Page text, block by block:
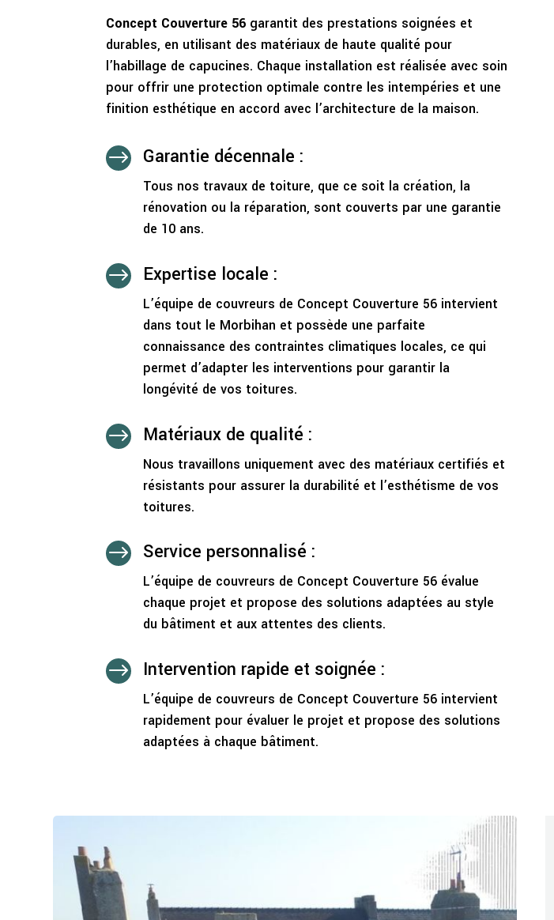
Concept Couverture 56 garantit des prestations soignées et
durables, en utilisant des matériaux de haute qualité pour
l’habillage de capucines. Chaque installation est réalisée avec soin
pour offrir une protection optimale contre les intempéries et une
finition esthétique en accord avec l’architecture de la maison.
$ Garantie décennale :
Tous nos travaux de toiture, que ce soit la création, la
rénovation ou la réparation, sont couverts par une garantie
de 10 ans.
$ Expertise locale :
L’équipe de couvreurs de Concept Couverture 56 intervient
dans tout le Morbihan et possède une parfaite
connaissance des contraintes climatiques locales, ce qui
permet d’adapter les interventions pour garantir la
longévité de vos toitures.
$ Matériaux de qualité :
Nous travaillons uniquement avec des matériaux certifiés et
résistants pour assurer la durabilité et l’esthétisme de vos
toitures.
$ Service personnalisé :
L’équipe de couvreurs de Concept Couverture 56 évalue
chaque projet et propose des solutions adaptées au style
du bâtiment et aux attentes des clients.
$ Intervention rapide et soignée :
L’équipe de couvreurs de Concept Couverture 56 intervient
rapidement pour évaluer le projet et propose des solutions
adaptées à chaque bâtiment.